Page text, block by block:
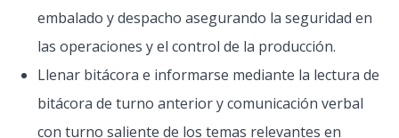
embalado y despacho asegurando la seguridad en
las operaciones y el control de la producción.
Llenar bitácora e informarse mediante la lectura de
bitácora de turno anterior y comunicación verbal
con turno saliente de los temas relevantes en